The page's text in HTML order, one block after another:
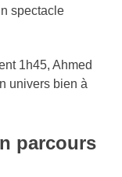
spectacle
1h45, Ahmed
univers bien à
parcours